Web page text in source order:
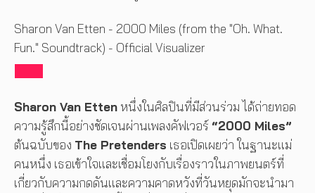
Sharon Van Etten - 2000 Miles (from the "Oh. What.
Fun." Soundtrack) - Official Visualizer
Sharon Van Etten หนึ่งในศิลปินที่มีส่วนร่วม ได้ถ่ายทอด
ความรู้สึกนี้อย่างชัดเจนผ่านเพลงคัฟเวอร์ “2000 Miles”
ต้นฉบับของ The Pretenders เธอเปิดเผยว่า ในฐานะแม่
คนหนึ่ง เธอเข้าใจและเชื่อมโยงกับเรื่องราวในภาพยนตร์ที่
เกี่ยวกับความกดดันและความคาดหวังที่วันหยุดมักจะนำมา